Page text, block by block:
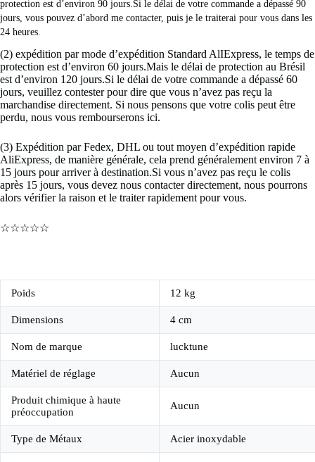
protection est d’environ 90 jours.Si le délai de votre commande a dépassé 90
jours, vous pouvez d’abord me contacter, puis je le traiterai pour vous dans les
24 heures.
(2) expédition par mode d’expédition Standard AlIExpress, le temps de
protection est d’environ 60 jours.Mais le délai de protection au Brésil
est d’environ 120 jours.Si le délai de votre commande a dépassé 60
jours, veuillez contester pour dire que vous n’avez pas reçu la
marchandise directement. Si nous pensons que votre colis peut être
perdu, nous vous rembourserons ici.
(3) Expédition par Fedex, DHL ou tout moyen d’expédition rapide
AliExpress, de manière générale, cela prend généralement environ 7 à
15 jours pour arriver à destination.Si vous n’avez pas reçu le colis
après 15 jours, vous devez nous contacter directement, nous pourrons
alors vérifier la raison et le traiter rapidement pour vous.
☆☆☆☆☆
Poids 12 kg
Dimensions 4 cm
Nom de marque lucktune
Matériel de réglage Aucun
Produit chimique à haute
préoccupation
Aucun
Type de Métaux Acier inoxydable